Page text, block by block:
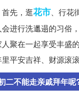
先，逛花市、行花
进行洗邋遢的习俗
聚在一起享受丰盛
平安吉祥、财源滚滚
二不能走亲戚拜年呢